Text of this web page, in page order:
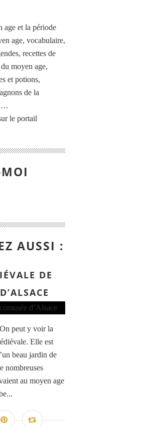
age et la période
age, vocabulaire,
recettes de
moyen age,
et potions,
de la
…
le portail
AUSSI :
DE
peut y voir la
Elle est
beau jardin de
nombreuses
au moyen age